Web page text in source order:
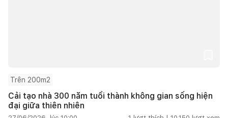
Trên 200m2
Cải tạo nhà 300 năm tuổi thành không gian sống hiện
đại giữa thiên nhiên